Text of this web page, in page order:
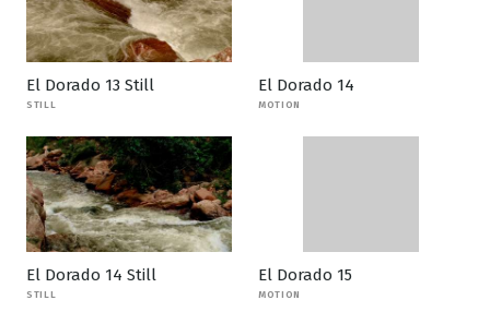
El Dorado 13 Still
STILL
El Dorado 14
MOTION
El Dorado 14 Still
STILL
El Dorado 15
MOTION